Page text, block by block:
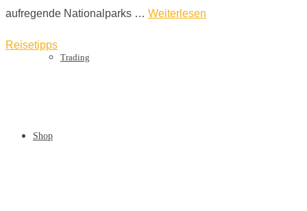
Trading
Shop
aufregende Nationalparks … Weiterlesen
Reisetipps